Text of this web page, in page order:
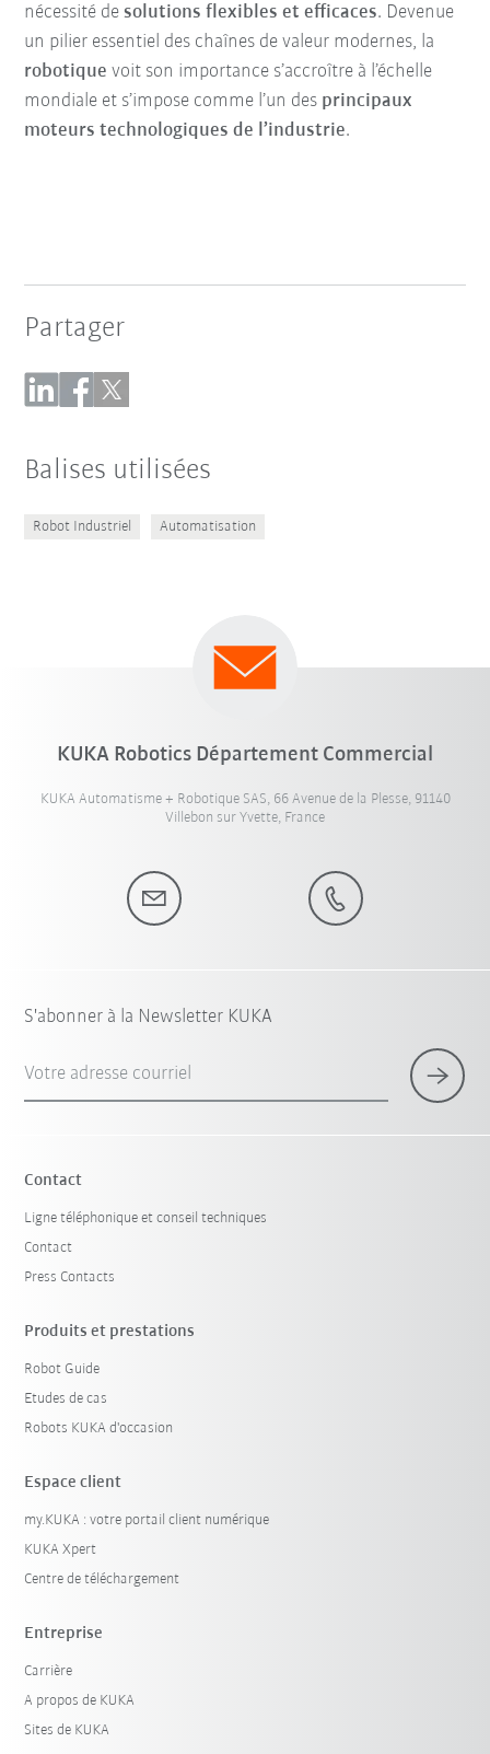
nécessité desolutions flexibles et efficaces. Devenue
un pilier essentiel des chaînes de valeur modernes, la
robotiquevoit son importance s’accroître à l’échelle
mondiale et s’impose comme l’un des principaux
moteurs technologiques de l’industrie.
Partager
Balises utilisées
Robot Industriel Automatisation
KUKA Robotics Département Commercial
KUKA Automatisme + Robotique SAS, 66 Avenue de la Plesse, 91140
Villebon sur Yvette, France
S'abonner à la Newsletter KUKA
Votre adresse courriel
Contact
Ligne téléphonique et conseil techniques
Contact
Press Contacts
Produits et prestations
Robot Guide
Etudes de cas
Robots KUKA d'occasion
Espace client
my.KUKA : votre portail client numérique
KUKA Xpert
Centre de téléchargement
Entreprise
Carrière
A propos de KUKA
Sites de KUKA